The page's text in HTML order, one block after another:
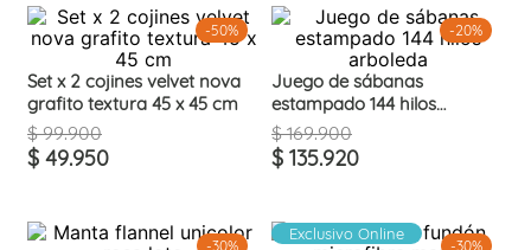
-50%
Set x 2 cojines velvet nova
grafito textura 45 x 45 cm
$ 99.900
$ 49.950
-20%
Juego de sábanas
estampado 144 hilos
arboleda
$ 169.900
$ 135.920
-30% -30%
Exclusivo Online